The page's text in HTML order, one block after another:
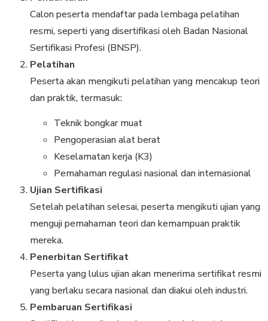
Calon peserta mendaftar pada lembaga pelatihan
resmi, seperti yang disertifikasi oleh Badan Nasional
Sertifikasi Profesi (BNSP).
Pelatihan
Peserta akan mengikuti pelatihan yang mencakup teori
dan praktik, termasuk:
Teknik bongkar muat
Pengoperasian alat berat
Keselamatan kerja (K3)
Pemahaman regulasi nasional dan internasional
Ujian Sertifikasi
Setelah pelatihan selesai, peserta mengikuti ujian yang
menguji pemahaman teori dan kemampuan praktik
mereka.
Penerbitan Sertifikat
Peserta yang lulus ujian akan menerima sertifikat resmi
yang berlaku secara nasional dan diakui oleh industri.
Pembaruan Sertifikasi